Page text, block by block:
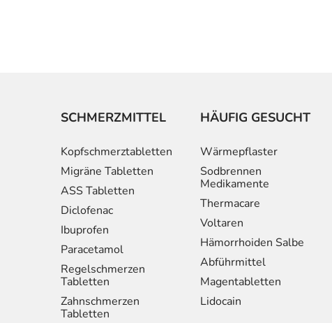
SCHMERZMITTEL
Kopfschmerztabletten
Migräne Tabletten
ASS Tabletten
Diclofenac
Ibuprofen
Paracetamol
Regelschmerzen
Tabletten
Zahnschmerzen
Tabletten
HÄUFIG GESUCHT
Wärmepflaster
Sodbrennen
Medikamente
Thermacare
Voltaren
Hämorrhoiden Salbe
Abführmittel
Magentabletten
Lidocain